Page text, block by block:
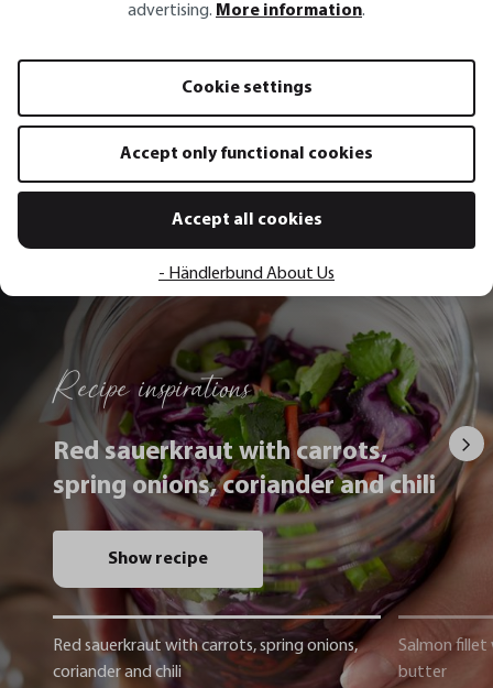
Recipe inspirations
Red sauerkraut with carrots,
spring onions, coriander and chili
Show recipe
Red sauerkraut with carrots, spring onions,
coriander and chili
Salmon fillet
butter
advertising. More information.
Cookie settings
Accept only functional cookies
Accept all cookies
- Händlerbund About Us